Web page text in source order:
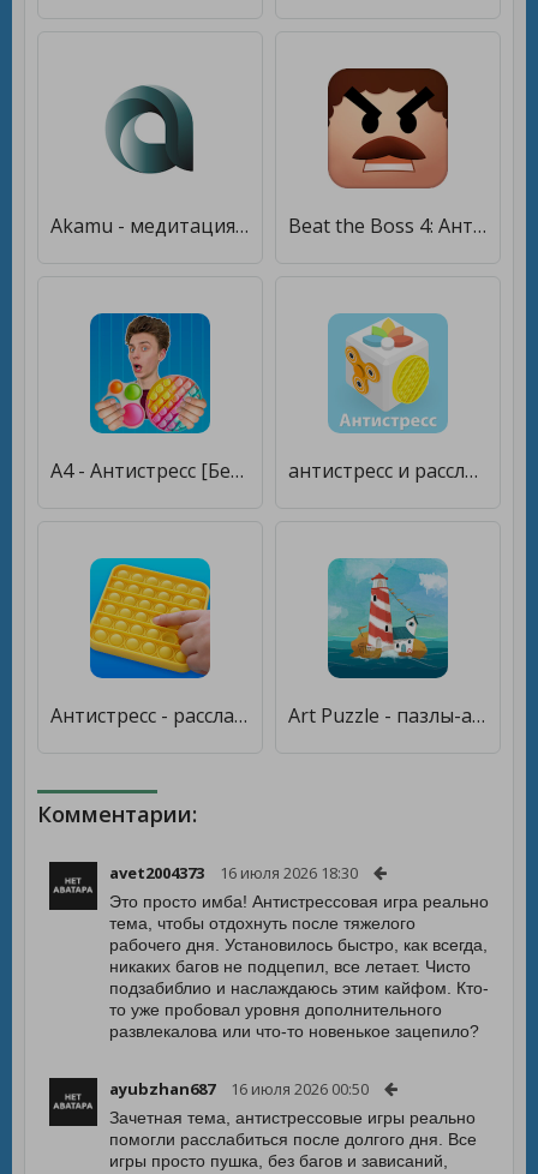
Akamu - медитация, сон и антистресс [Без рекламы] Beat the Boss 4: Антистресс игры. Экшен, стрелялки [Бесплатные покупки]
А4 - Антистресс [Бесплатные покупки] антистресс и расслабляющие игры - Antistress [Много денег]
Антистресс - расслабляющие игры-симуляторы [Много монет] Art Puzzle - пазлы-антистресс [Много денег]
Комментарии:
avet2004373 16 июля 2026 18:30
Это просто имба! Антистрессовая игра реально
тема, чтобы отдохнуть после тяжелого
рабочего дня. Установилось быстро, как всегда,
никаких багов не подцепил, все летает. Чисто
подзабиблио и наслаждаюсь этим кайфом. Кто-
то уже пробовал уровня дополнительного
развлекалова или что-то новенькое зацепило?
ayubzhan687 16 июля 2026 00:50
Зачетная тема, антистрессовые игры реально
помогли расслабиться после долгого дня. Все
игры просто пушка, без багов и зависаний,